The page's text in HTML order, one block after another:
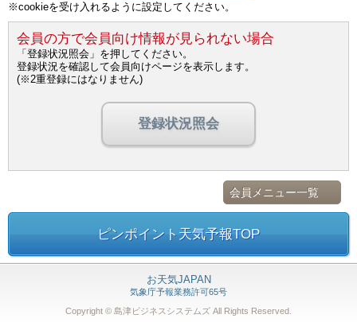
※cookieを受け入れるように設定してください。
会員の方で会員向け情報が見られない場合
「登録状況照会」を押してください。
登録状況を確認して会員向けページを表示します。
(※2重登録にはなりません)
登録状況照会
会員メニュー一覧
ピンポイント天気予報TOP
お天気JAPAN
気象庁予報業務許可65号
Copyright © 島津ビジネスシステムズ All Rights Reserved.